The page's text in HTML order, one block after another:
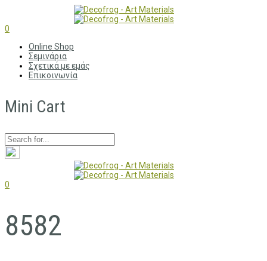
0
Online Shop
Σεμινάρια
Σχετικά με εμάς
Επικοινωνία
Mini Cart
0
8582